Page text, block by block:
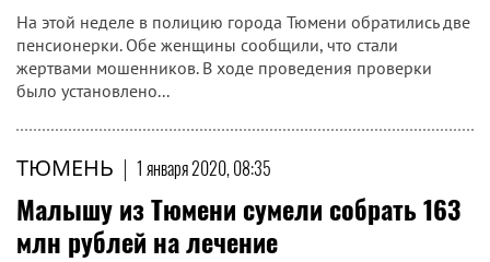
На этой неделе в полицию города Тюмени обратились две
пенсионерки. Обе женщины сообщили, что стали
жертвами мошенников. В ходе проведения проверки
было установлено...
ТЮМЕНЬ | 1 января 2020, 08:35
Малышу из Тюмени сумели собрать 163
млн рублей на лечение